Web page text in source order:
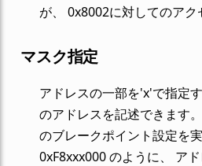
が、 0x8002に対してのアク
マスク指定
アドレスの一部を'x'で指定
のアドレスを記述できます
のブレークポイント設定を実
0xF8xxx000 のように、 ア